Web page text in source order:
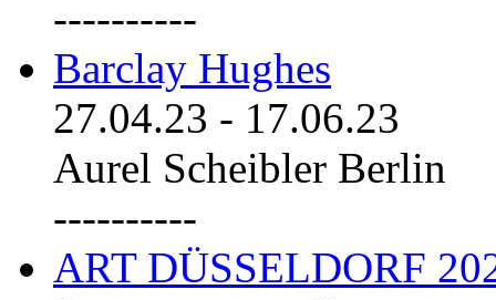
----------
Barclay Hughes
27.04.23 - 17.06.23
Aurel Scheibler Berlin
----------
ART DÜSSELDORF